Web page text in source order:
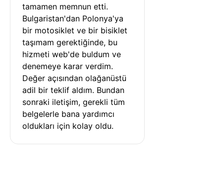
tamamen memnun etti.
Bulgaristan'dan Polonya'ya
bir motosiklet ve bir bisiklet
taşımam gerektiğinde, bu
hizmeti web'de buldum ve
denemeye karar verdim.
Değer açısından olağanüstü
adil bir teklif aldım. Bundan
sonraki iletişim, gerekli tüm
belgelerle bana yardımcı
oldukları için kolay oldu.